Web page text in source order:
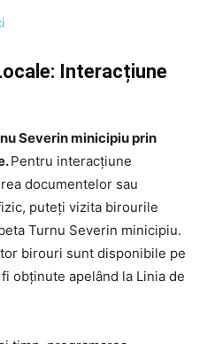
Interacțiune
Severin minicipiu prin
Pentru interacțiune
documentelor sau
puteți vizita birourile
Turnu Severin minicipiu.
birouri sunt disponibile pe
obținute apelând la Linia de